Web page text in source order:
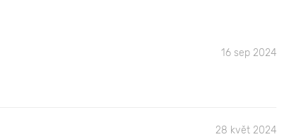
16 sep 2024
28 květ 2024